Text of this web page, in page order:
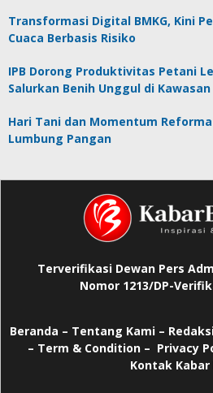
Transformasi Digital BMKG, Kini
Cuaca Berbasis Risiko
IPB Dorong Produktivitas Petani
Salurkan Benih Unggul di
Hari Tani dan Momentum
Lumbung Pangan
Terverifikasi Dewan Pers
Nomor 1213/DP-
Beranda – Tentang Kami –
– Term & Condition – Privacy
Kontak Kabar